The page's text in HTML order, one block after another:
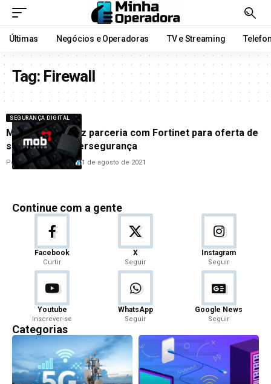
Últimas Negócios e Operadoras TV e Streaming
Tag:Firewall
SEGURANÇA DIGITAL
Mob Telecom faz parceria com Fortinet para oferta de
soluções de cibersegurança
Por Hemerson Brandão11 de agosto de 2021
Continue com a gente
Facebook
Curtir
X
Seguir
Instagram
Seguir
Youtube
Inscrever-se
WhatsApp
Seguir
Google News
Seguir
Categorias